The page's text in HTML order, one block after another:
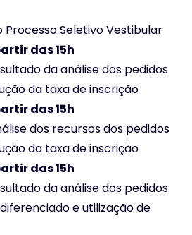
Processo Seletivo Vestibular
das 15h
da análise dos pedidos
da taxa de inscrição
das 15h
dos recursos dos pedidos
da taxa de inscrição
das 15h
da análise dos pedidos
e utilização de